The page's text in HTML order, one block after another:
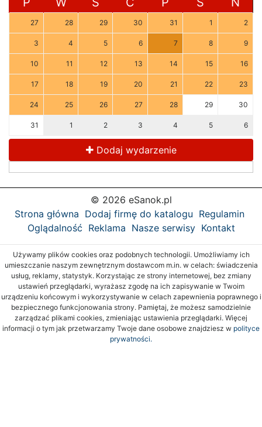
27 28 29 30 31 1 2
3 4 5 6 7 8 9
10 11 12 13 14 15 16
17 18 19 20 21 22 23
24 25 26 27 28 29 30
31 1 2 3 4 5 6
Dodaj wydarzenie
© 2026 eSanok.pl
Strona główna Dodaj firmę do katalogu Regulamin
Oglądalność Reklama Nasze serwisy Kontakt
Używamy plików cookies oraz podobnych technologii. Umożliwiamy ich
umieszczanie naszym zewnętrznym dostawcom m.in. w celach: świadczenia
usług, reklamy, statystyk. Korzystając ze strony internetowej, bez zmiany
ustawień przeglądarki, wyrażasz zgodę na ich zapisywanie w Twoim
urządzeniu końcowym i wykorzystywanie w celach zapewnienia poprawnego i
bezpiecznego funkcjonowania strony. Pamiętaj, że możesz samodzielnie
zarządzać plikami cookies, zmieniając ustawienia przeglądarki. Więcej
informacji o tym jak przetwarzamy Twoje dane osobowe znajdziesz w polityce
prywatności.